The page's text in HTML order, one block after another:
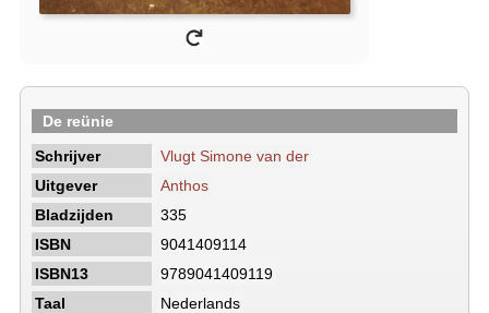
De reünie
Schrijver
Vlugt Simone van der
Uitgever
Anthos
Bladzijden
335
ISBN
9041409114
ISBN13
9789041409119
Taal
Nederlands